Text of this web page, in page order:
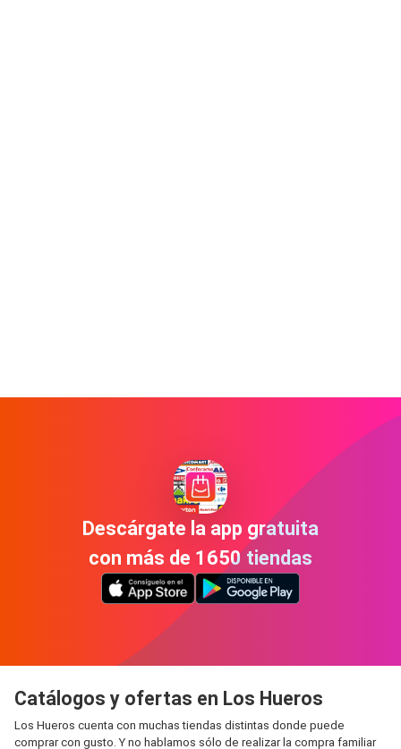
Descárgate la app gratuita
con más de 1650 tiendas
Catálogos y ofertas en Los Hueros
Los Hueros cuenta con muchas tiendas distintas donde puede
comprar con gusto. Y no hablamos sólo de realizar la compra familiar